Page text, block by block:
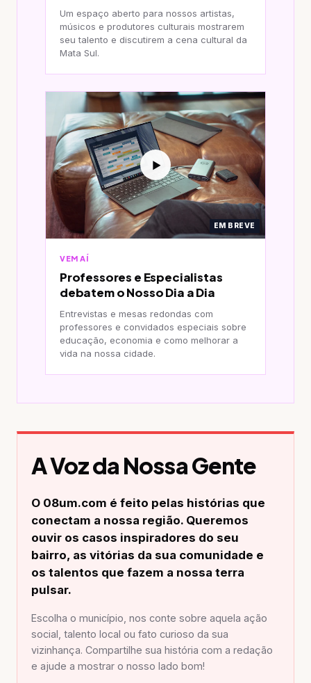
Um espaço aberto para nossos artistas,
músicos e produtores culturais mostrarem
seu talento e discutirem a cena cultural da
Mata Sul.
▶
EM BREVE
VEM AÍ
Professores e Especialistas
debatem o Nosso Dia a Dia
Entrevistas e mesas redondas com
professores e convidados especiais sobre
educação, economia e como melhorar a
vida na nossa cidade.
A Voz da Nossa Gente
O 08um.com é feito pelas histórias que
conectam a nossa região. Queremos
ouvir os casos inspiradores do seu
bairro, as vitórias da sua comunidade e
os talentos que fazem a nossa terra
pulsar.
Escolha o município, nos conte sobre aquela ação
social, talento local ou fato curioso da sua
vizinhança. Compartilhe sua história com a redação
e ajude a mostrar o nosso lado bom!